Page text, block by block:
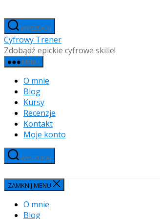
do
treściWYSZUKAJ
Cyfrowy Trener
Zdobądź epickie cyfrowe skille!
MENU
O mnie
Blog
Kursy
Recenzje
Kontakt
Moje konto
WYSZUKAJ
ZAMKNIJ MENU
O mnie
Blog